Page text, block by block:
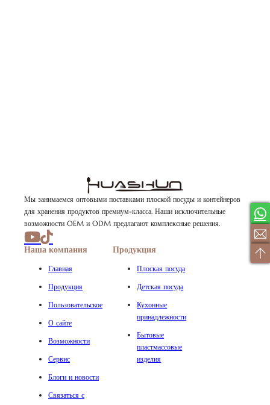
Мы занимаемся оптовыми поставками плоской посуды и контейнеров
для хранения продуктов премиум-класса. Наши исключительные
возможности OEM и ODM предлагают комплексные решения.
Наша компания
Главная
Продукция
Пользовательское
О сайте
Возможности
Сервис
Блоги и новости
Связаться с
Продукция
Плоская посуда
Детская посуда
Кухонные
принадлежности
Бытовые
пластмассовые
изделия